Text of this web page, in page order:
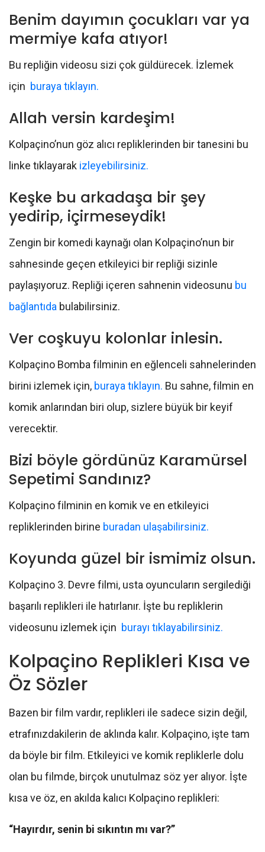
Benim dayımın çocukları var ya
mermiye kafa atıyor!
Bu repliğin videosu sizi çok güldürecek. İzlemek
için buraya tıklayın.
Allah versin kardeşim!
Kolpaçino’nun göz alıcı repliklerinden bir tanesini bu
linke tıklayarak izleyebilirsiniz.
Keşke bu arkadaşa bir şey
yedirip, içirmeseydik!
Zengin bir komedi kaynağı olan Kolpaçino’nun bir
sahnesinde geçen etkileyici bir repliği sizinle
paylaşıyoruz. Repliği içeren sahnenin videosunu bu
bağlantıda bulabilirsiniz.
Ver coşkuyu kolonlar inlesin.
Kolpaçino Bomba filminin en eğlenceli sahnelerinden
birini izlemek için, buraya tıklayın. Bu sahne, filmin en
komik anlarından biri olup, sizlere büyük bir keyif
verecektir.
Bizi böyle gördünüz Karamürsel
Sepetimi Sandınız?
Kolpaçino filminin en komik ve en etkileyici
repliklerinden birine buradan ulaşabilirsiniz.
Koyunda güzel bir ismimiz olsun.
Kolpaçino 3. Devre filmi, usta oyuncuların sergilediği
başarılı replikleri ile hatırlanır. İşte bu repliklerin
videosunu izlemek için burayı tıklayabilirsiniz.
Kolpaçino Replikleri Kısa ve
Öz Sözler
Bazen bir film vardır, replikleri ile sadece sizin değil,
etrafınızdakilerin de aklında kalır. Kolpaçino, işte tam
da böyle bir film. Etkileyici ve komik repliklerle dolu
olan bu filmde, birçok unutulmaz söz yer alıyor. İşte
kısa ve öz, en akılda kalıcı Kolpaçino replikleri:
“Hayırdır, senin bi sıkıntın mı var?”